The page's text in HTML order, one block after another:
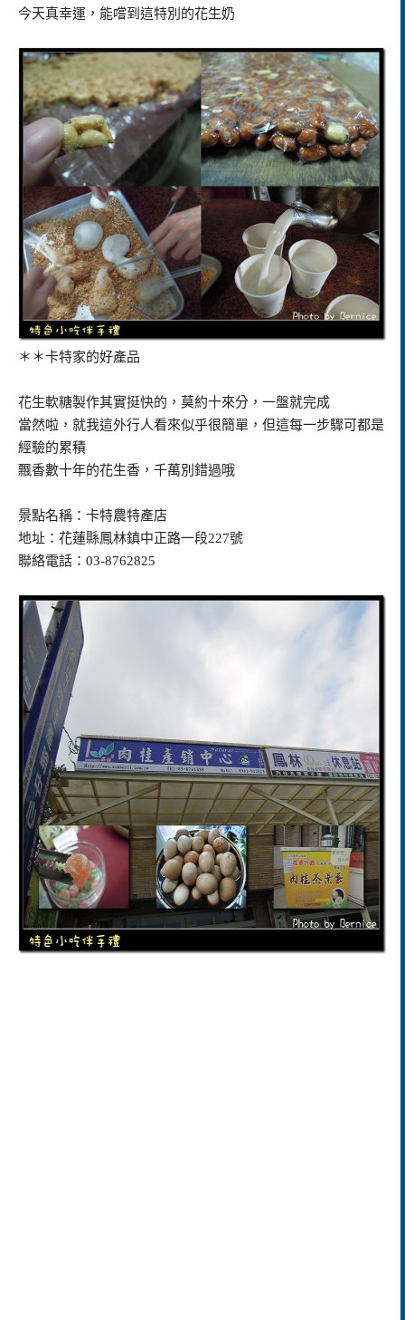
今天真幸運，能嚐到這特別的花生奶
＊＊卡特家的好產品
花生軟糖製作其實挺快的，莫約十來分，一盤就完成
當然啦，就我這外行人看來似乎很簡單，但這每一步驟可都是
經驗的累積
飄香數十年的花生香，千萬別錯過哦
景點名稱：卡特農特產店
地址：花蓮縣鳳林鎮中正路一段227號
聯絡電話：03-8762825